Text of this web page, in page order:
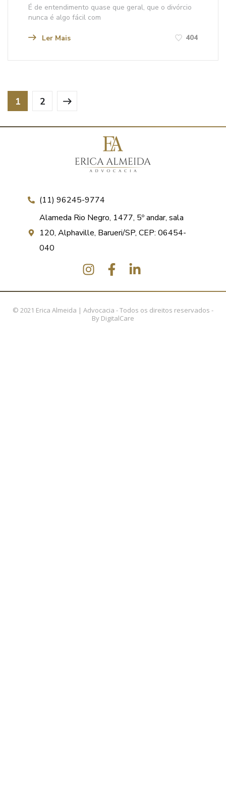
É de entendimento quase que geral, que o divórcio
nunca é algo fácil com
Ler Mais 404
1 2
(11) 96245-9774
Alameda Rio Negro, 1477, 5º andar, sala
120, Alphaville, Barueri/SP, CEP: 06454-
040
© 2021 Erica Almeida | Advocacia - Todos os direitos reservados -
By DigitalCare